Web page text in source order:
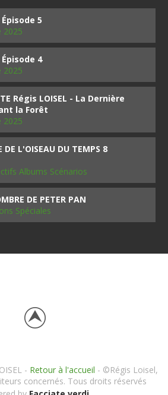
5
2025
4
2025
Régis LOISEL - La Dernière
la Forêt
2025
L'OISEAU DU TEMPS 8
Albums Scénarios
DE PETER PAN
Spéciales
- Retour à l'accueil - ©Régis Loisel,
concernés. Tous droits réservés